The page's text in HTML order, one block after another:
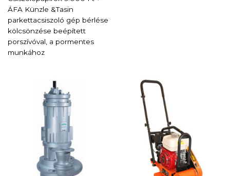
ÁFA Künzle &Tasin
parkettacsiszoló gép bérlése
kölcsönzése beépített
porszívóval, a pormentes
munkához